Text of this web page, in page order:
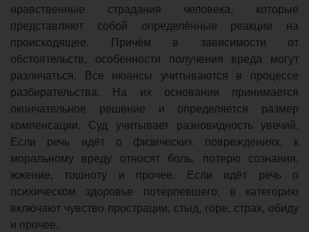
нравственные страдания человека, которые
представляют собой определённые реакции на
происходящее. Причём в зависимости от
обстоятельств, особенности получения вреда могут
различаться. Все нюансы учитываются в процессе
разбирательства. На их основании принимается
окончательное решение и определяется размер
компенсации. Суд учитывает разновидность увечий.
Если речь идёт о физических повреждениях, к
моральному вреду относят боль, потерю сознания,
жжение, тошноту и прочее. Если идёт речь о
психическом здоровье потерпевшего, в категорию
включают чувство прострации, стыд, горе, страх, обиду
и прочее.